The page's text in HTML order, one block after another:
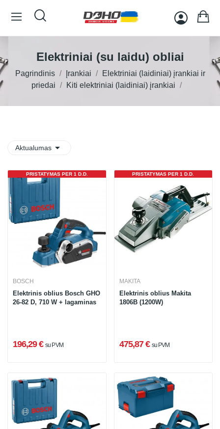
Elektriniai (su laidu) obliai
Pagrindinis Įrankiai
Elektriniai (laidiniai) įrankiai ir
priedai
Kiti elektriniai (laidiniai) įrankiai
Aktualumas 
PRISTATYMAS PER 1 D.D.
BOSCH
Elektrinis oblius Bosch GHO
26-82 D, 710 W + lagaminas
196,29 € su PVM
PRISTATYMAS PER 1 D.D.
MAKITA
Elektrinis oblius Makita
1806B (1200W)
475,87 € su PVM